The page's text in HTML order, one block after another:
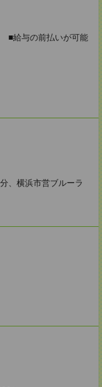
■給与の前払いが可能
、横浜市営ブルーラ